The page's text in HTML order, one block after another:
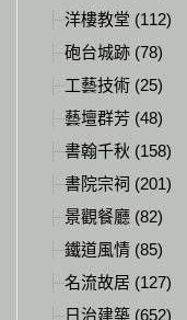
洋樓教堂 (112)
砲台城跡 (78)
工藝技術 (25)
藝壇群芳 (48)
書翰千秋 (158)
書院宗祠 (201)
景觀餐廳 (82)
鐵道風情 (85)
名流故居 (127)
日治建築 (652)